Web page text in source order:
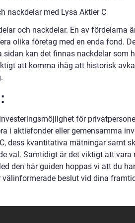
nackdelar med Lysa Aktier C
och nackdelar. En av fördelarna
olika företag med en enda fond.
sidan kan det finnas nackdelar som
att komma ihåg att historisk
för
i aktiefonder eller gemensamma
dess kvantitativa mätningar samt
val. Samtidigt är det viktigt att vara
den här guiden hoppas vi att du
beslut vid dina